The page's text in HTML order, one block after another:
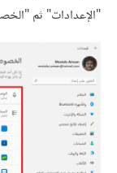
"الإعدادات" ثم